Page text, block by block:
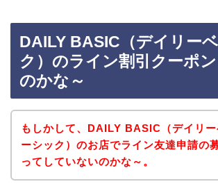
DAILY BASIC（デイリー
ク）のライン割引クーポ
のかな～
もしかして、DAILY BASIC（デイリ
ーシック）のお店でライン友達申請の
ってしていないのかな～。